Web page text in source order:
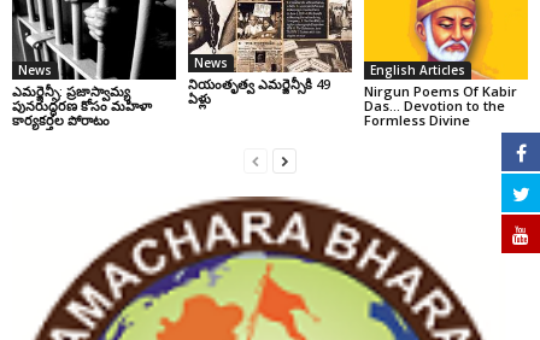
News
ఎమర్జెన్సీ: ప్రజాస్వామ్య
పునరుద్ధరణ కోసం మహిళా
కార్యకర్తల పోరాటం
News
నియంతృత్వ ఎమర్జెన్సీకి 49
ఏళ్లు
English Articles
Nirgun Poems Of Kabir
Das… Devotion to the
Formless Divine